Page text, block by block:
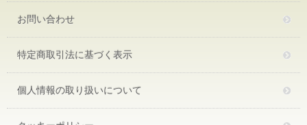
お問い合わせ
特定商取引法に基づく表示
個人情報の取り扱いについて